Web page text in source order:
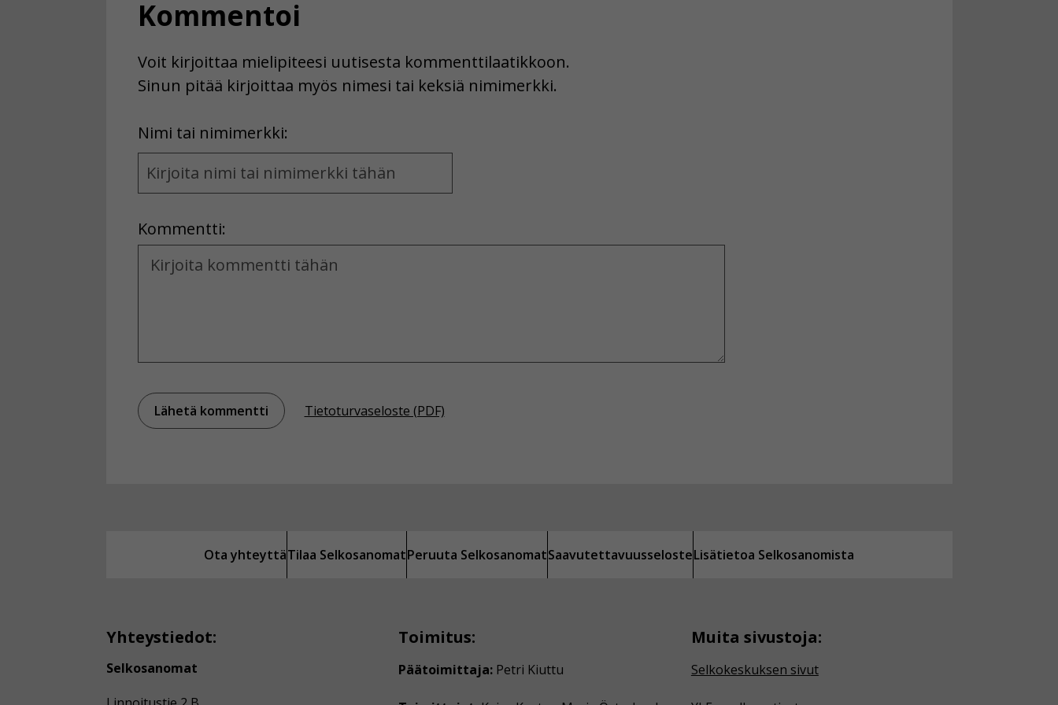
Kommentoi
Voit kirjoittaa mielipiteesi uutisesta kommenttilaatikkoon.
Sinun pitää kirjoittaa myös nimesi tai keksiä nimimerkki.
Nimi tai nimimerkki:
Name
and
Kommentti:
Kommentti
Tietoturvaseloste (PDF)
Ota yhteyttäTilaa SelkosanomatPeruuta SelkosanomatSaavutettavuusselosteLisätietoa Selkosanomista
Yhteystiedot:
Selkosanomat
Toimitus:
Päätoimittaja: Petri Kiuttu
Muita sivustoja:
Selkokeskuksen sivut